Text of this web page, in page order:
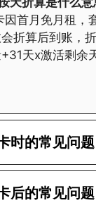
因首月免月租，
折算后到账，
天x激活剩余
时的常见问题
作激活了怎么没
后的常见问题